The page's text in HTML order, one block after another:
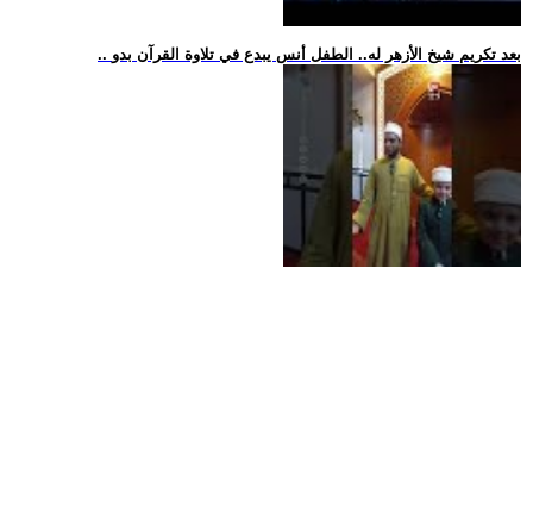
.. بعد تكريم شيخ الأزهر له.. الطفل أنس يبدع في تلاوة القرآن بدو